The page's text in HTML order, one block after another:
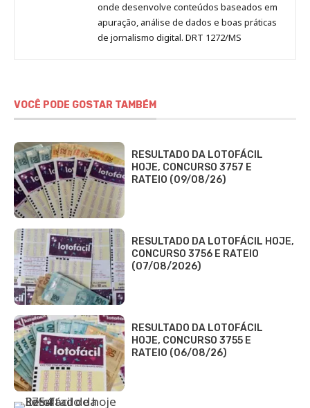
onde desenvolve conteúdos baseados em
apuração, análise de dados e boas práticas
de jornalismo digital. DRT 1272/MS
VOCÊ PODE GOSTAR TAMBÉM
RESULTADO DA LOTOFÁCIL
HOJE, CONCURSO 3757 E
RATEIO (09/08/26)
RESULTADO DA LOTOFÁCIL HOJE,
CONCURSO 3756 E RATEIO
(07/08/2026)
RESULTADO DA LOTOFÁCIL
HOJE, CONCURSO 3755 E
RATEIO (06/08/26)